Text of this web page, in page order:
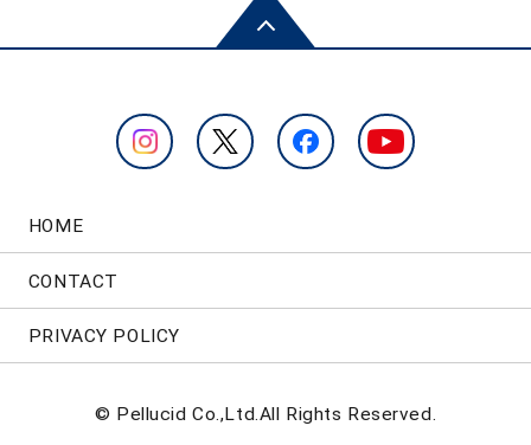
HOME
CONTACT
PRIVACY POLICY
© Pellucid Co.,Ltd.All Rights Reserved.